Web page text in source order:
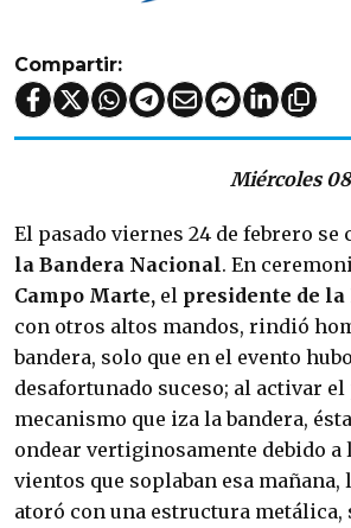
Compartir:
Miércoles
El pasado viernes 24 de febrero se
la Bandera Nacional. En
Campo Marte, el presidente de la
con otros altos mandos, rindió
bandera, solo que en el evento
desafortunado suceso; al activar
mecanismo que iza la bandera,
ondear vertiginosamente debido a
vientos que soplaban esa mañana,
atoró con una estructura metálica,